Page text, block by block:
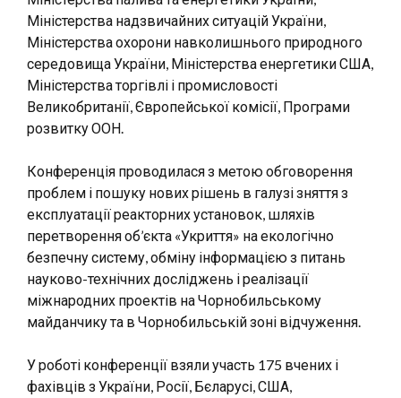
Міністерства надзвичайних ситуацій України,
Міністерства охорони навколишнього природного
середовища України, Міністерства енергетики США,
Міністерства торгівлі і промисловості
Великобританії, Європейської комісії, Програми
розвитку ООН.
Конференція проводилася з метою обговорення
проблем і пошуку нових рішень в галузі зняття з
експлуатації реакторних установок, шляхів
перетворення об’єкта «Укриття» на екологічно
безпечну систему, обміну інформацією з питань
науково-технічних досліджень і реалізації
міжнародних проектів на Чорнобильському
майданчику та в Чорнобильській зоні відчуження.
У роботі конференції взяли участь 175 вчених і
фахівців з України, Росії, Бєларусі, США,